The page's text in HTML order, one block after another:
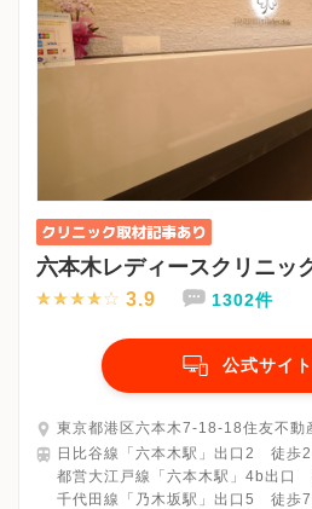
六本木レディースクリニッ
3.9 1302件
公式サイ
東京都港区六本木7-18-18住友不動
日比谷線「六本木駅」出口2 徒歩
都営大江戸線「六本木駅」4b出口
千代田線「乃木坂駅」出口5 徒歩